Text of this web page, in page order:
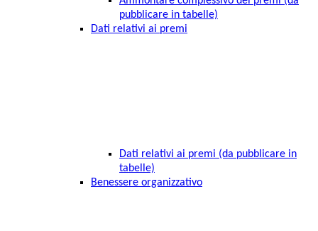
pubblicare in tabelle)
Dati relativi ai premi
Dati relativi ai premi (da pubblicare in
tabelle)
Benessere organizzativo